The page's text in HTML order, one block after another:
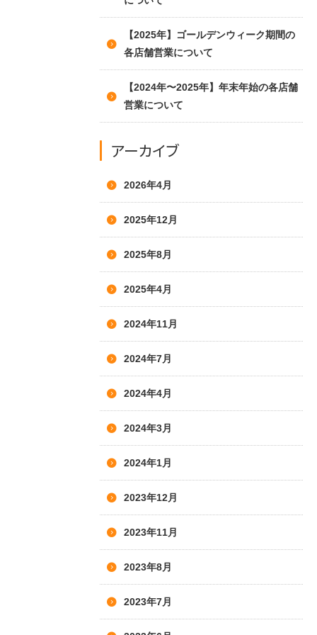
【2025年】ゴールデンウィーク期間の
各店舗営業について
【2024年〜2025年】年末年始の各店舗
営業について
アーカイブ
2026年4月
2025年12月
2025年8月
2025年4月
2024年11月
2024年7月
2024年4月
2024年3月
2024年1月
2023年12月
2023年11月
2023年8月
2023年7月